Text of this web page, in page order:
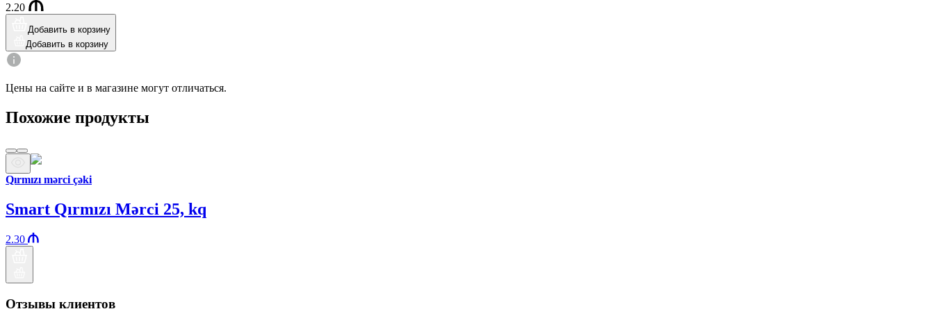
2.20
Добавить в корзину
Добавить в корзину
Цены на сайте и в магазине могут отличаться.
Похожие продукты
Qırmızı mərci çəki
Smart Qırmızı Mərci 25, kq
2.30
Отзывы клиентов